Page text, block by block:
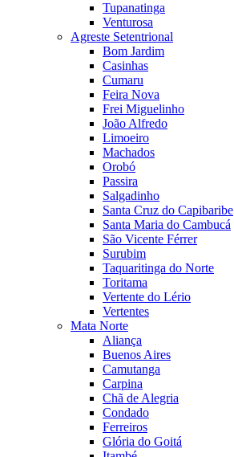
Tupanatinga
Venturosa
Agreste Setentrional
Bom Jardim
Casinhas
Cumaru
Feira Nova
Frei Miguelinho
João Alfredo
Limoeiro
Machados
Orobó
Passira
Salgadinho
Santa Cruz do Capibaribe
Santa Maria do Cambucá
São Vicente Férrer
Surubim
Taquaritinga do Norte
Toritama
Vertente do Lério
Vertentes
Mata Norte
Aliança
Buenos Aires
Camutanga
Carpina
Chã de Alegria
Condado
Ferreiros
Glória do Goitá